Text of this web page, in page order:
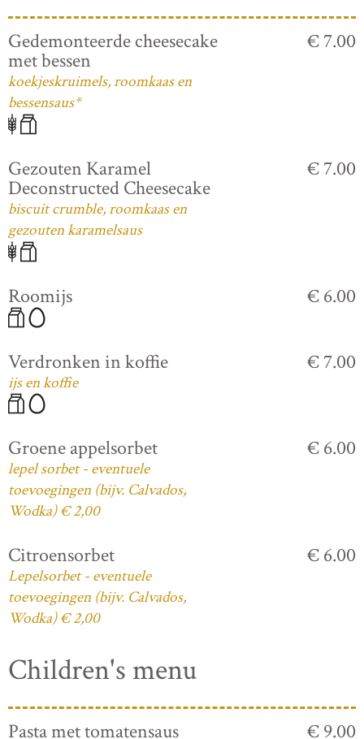
Gedemonteerde cheesecake
met bessen
koekjeskruimels, roomkaas en
bessensaus*
€ 7.00
Gezouten Karamel
Deconstructed Cheesecake
biscuit crumble, roomkaas en
gezouten karamelsaus
€ 7.00
Roomijs € 6.00
Verdronken in koffie
ijs en koffie
€ 7.00
Groene appelsorbet
lepel sorbet - eventuele
toevoegingen (bijv. Calvados,
Wodka) € 2,00
€ 6.00
Citroensorbet
Lepelsorbet - eventuele
toevoegingen (bijv. Calvados,
Wodka) € 2,00
€ 6.00
Children's menu
Pasta met tomatensaus € 9.00